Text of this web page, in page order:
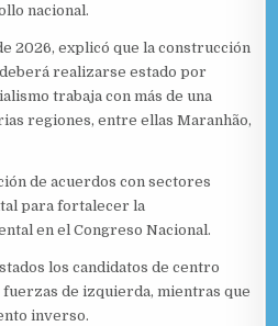
nacional.
2026, explicó que la construcción
realizarse estado por
trabaja con más de una
regiones, entre ellas Maranhão,
de acuerdos con sectores
para fortalecer la
en el Congreso Nacional.
los candidatos de centro
de izquierda, mientras que
inverso.